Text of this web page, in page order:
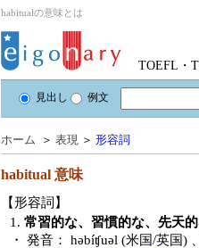
habitualの意味とは
TOEFL・
見出し 例文
ホーム ＞ 表現 ＞ 形容詞
habitual 意味
【形容詞】
1. 常習的な、習慣的な、先天
・ 発音：
həbíʧuəl (米国/英国)